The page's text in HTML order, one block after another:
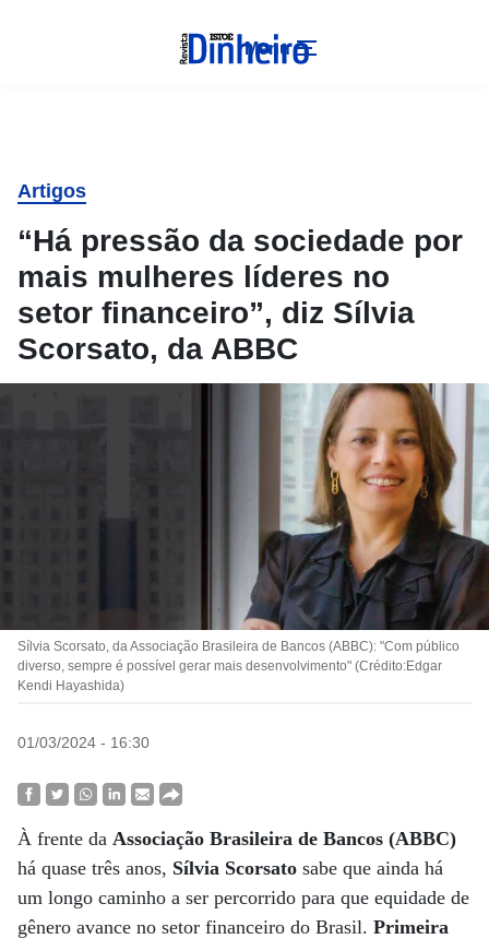
Menu
Artigos
“Há pressão da sociedade por
mais mulheres líderes no
setor financeiro”, diz Sílvia
Scorsato, da ABBC
Sílvia Scorsato, da Associação Brasileira de Bancos (ABBC): "Com público
diverso, sempre é possível gerar mais desenvolvimento" (Crédito:Edgar
Kendi Hayashida)
01/03/2024 - 16:30
À frente da Associação Brasileira de Bancos (ABBC)
há quase três anos, Sílvia Scorsato sabe que ainda há
um longo caminho a ser percorrido para que equidade de
gênero avance no setor financeiro do Brasil. Primeira